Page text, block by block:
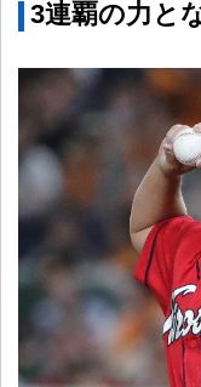
3連覇の力と